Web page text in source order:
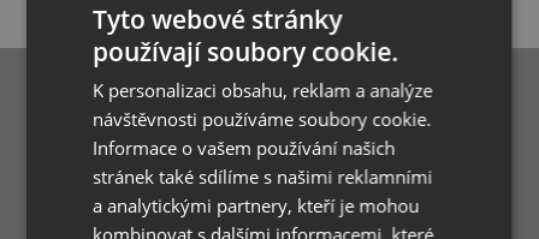
Tyto webové stránky
používají soubory cookie.
K personalizaci obsahu, reklam a analýze
návštěvnosti používáme soubory cookie.
Informace o vašem používání našich
stránek také sdílíme s našimi reklamními
a analytickými partnery, kteří je mohou
kombinovat s dalšími informacemi, které